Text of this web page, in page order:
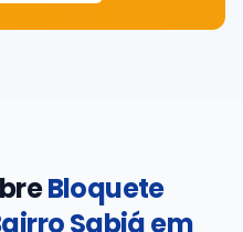
Bloquete
Sabiá em